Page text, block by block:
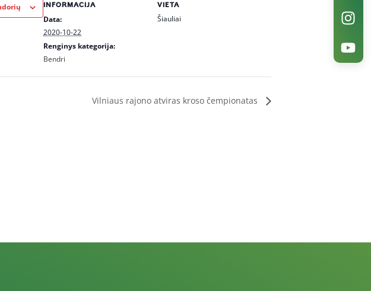
INFORMACIJA
Data:
2020-10-22
Renginys kategorija:
Bendri
VIETA
Šiauliai
Vilniaus rajono atviras kroso čempionatas